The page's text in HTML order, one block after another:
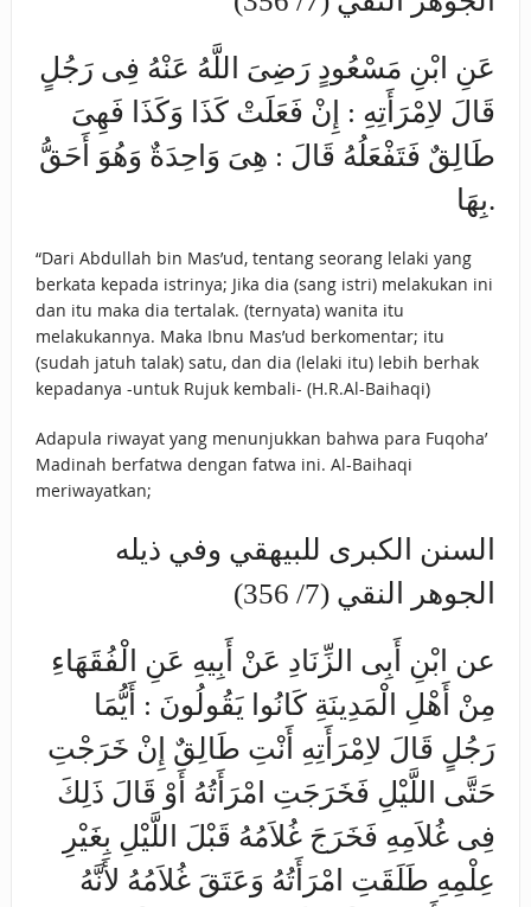
عَنِ ابْنِ مَسْعُودٍ رَضِىَ اللَّهُ عَنْهُ فِى رَجُلٍ
قَالَ لاِمْرَأَتِهِ : إِنْ فَعَلَتْ كَذَا وَكَذَا فَهِىَ
طَالِقٌ فَتَفْعَلُهُ قَالَ : هِىَ وَاحِدَةٌ وَهُوَ أَحَقُّ
بِهَا.
“Dari Abdullah bin Mas’ud, tentang seorang lelaki yang
berkata kepada istrinya; Jika dia (sang istri) melakukan ini
dan itu maka dia tertalak. (ternyata) wanita itu
melakukannya. Maka Ibnu Mas’ud berkomentar; itu
(sudah jatuh talak) satu, dan dia (lelaki itu) lebih berhak
kepadanya -untuk Rujuk kembali- (H.R.Al-Baihaqi)
Adapula riwayat yang menunjukkan bahwa para Fuqoha’
Madinah berfatwa dengan fatwa ini. Al-Baihaqi
meriwayatkan;
السنن الكبرى للبيهقي وفي ذيله
الجوهر النقي (7/ 356)
عن ابْنِ أَبِى الزِّنَادِ عَنْ أَبِيهِ عَنِ الْفُقَهَاءِ
مِنْ أَهْلِ الْمَدِينَةِ كَانُوا يَقُولُونَ : أَيُّمَا
رَجُلٍ قَالَ لاِمْرَأَتِهِ أَنْتِ طَالِقٌ إِنْ خَرَجْتِ
حَتَّى اللَّيْلِ فَخَرَجَتِ امْرَأَتُهُ أَوْ قَالَ ذَلِكَ
فِى غُلاَمِهِ فَخَرَجَ غُلاَمُهُ قَبْلَ اللَّيْلِ بِغَيْرِ
عِلْمِهِ طَلَقَتِ امْرَأَتُهُ وَعَتَقَ غُلاَمُهُ لأَنَّهُ